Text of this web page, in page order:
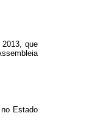
que
Estado